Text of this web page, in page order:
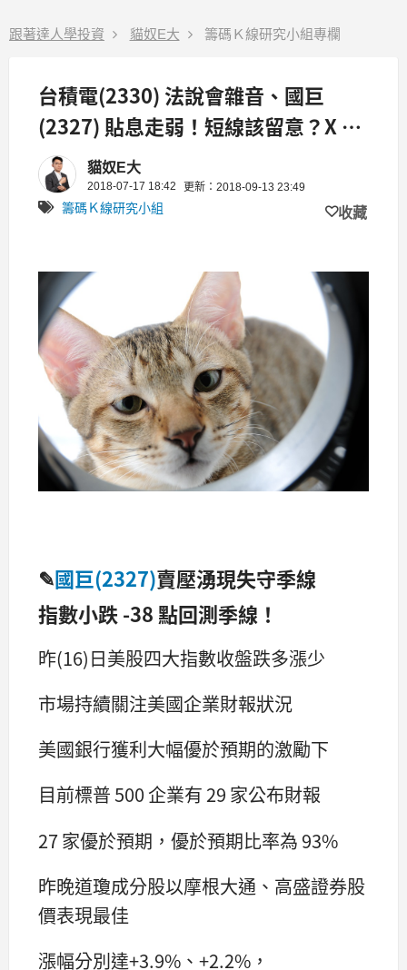
跟著達人學投資 貓奴E大 籌碼Ｋ線研究小組專欄
台積電(2330) 法說會雜音、國巨
(2327) 貼息走弱！短線該留意？X 檔
「成功填息強勢股」！
貓奴E大
2018-07-17 18:42 更新：2018-09-13 23:49
籌碼Ｋ線研究小組 收藏
✎國巨(2327)賣壓湧現失守季線
指數小跌 -38 點回測季線！
昨(16)日美股四大指數收盤跌多漲少
市場持續關注美國企業財報狀況
美國銀行獲利大幅優於預期的激勵下
目前標普 500 企業有 29 家公布財報
27 家優於預期，優於預期比率為 93%
昨晚道瓊成分股以摩根大通、高盛證券股
價表現最佳
漲幅分別達+3.9%、+2.2%，